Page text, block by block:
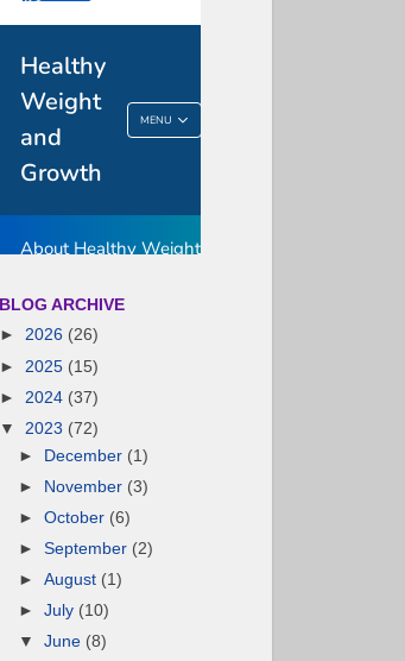
BLOG ARCHIVE
► 2026 (26)
► 2025 (15)
► 2024 (37)
▼ 2023 (72)
► December (1)
► November (3)
►October (6)
►September (2)
►August (1)
►July (10)
▼June (8)